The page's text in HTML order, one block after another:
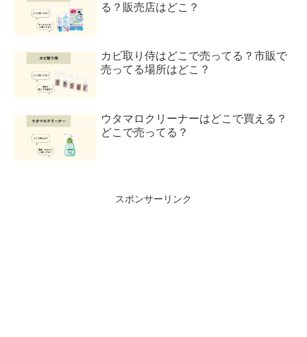
る？販売店はどこ？
カビ取り侍はどこで売ってる？市販で
売ってる場所はどこ？
ウタマロクリーナーはどこで買える？
どこで売ってる？
スポンサーリンク